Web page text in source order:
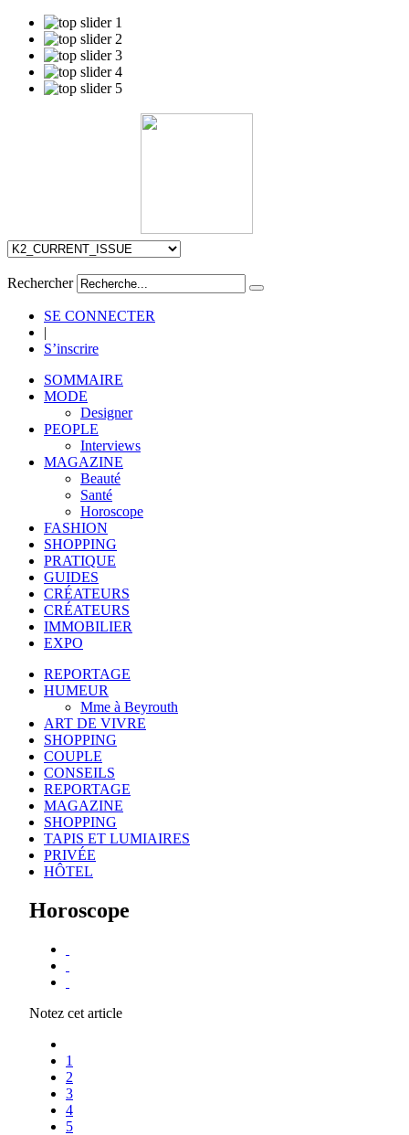
Rechercher
SE CONNECTER
|
S’inscrire
SOMMAIRE
MODE
Designer
PEOPLE
Interviews
MAGAZINE
Beauté
Santé
Horoscope
FASHION
SHOPPING
PRATIQUE
GUIDES
CRÉATEURS
CRÉATEURS
IMMOBILIER
EXPO
REPORTAGE
HUMEUR
Mme à Beyrouth
ART DE VIVRE
SHOPPING
COUPLE
CONSEILS
REPORTAGE
MAGAZINE
SHOPPING
TAPIS ET LUMIAIRES
PRIVÉE
HÔTEL
Horoscope
Notez cet article
1
2
3
4
5